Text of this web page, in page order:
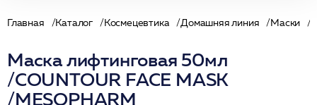
Главная Каталог Космецевтика Домашняя линия Маски
Маска лифтинговая 50мл
/COUNTOUR FACE MASK
/MESOPHARM